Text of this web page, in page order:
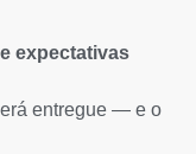
expectativas
entregue — e o